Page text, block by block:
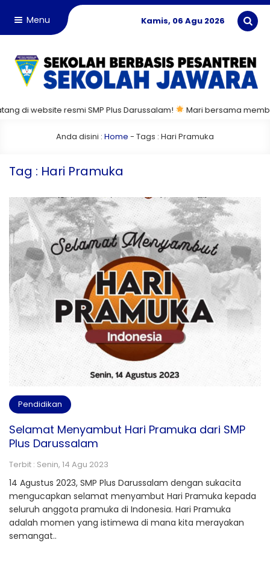
Menu Kamis, 06 Agu 2026
di website resmi SMP Plus Darussalam! Mari bersama
Anda disini : Home - Tags : Hari Pramuka
Tag : Hari Pramuka
Pendidikan
Selamat Menyambut Hari Pramuka dari SMP
Plus Darussalam
Terbit : Senin, 14 Agu 2023
14 Agustus 2023, SMP Plus Darussalam dengan sukacita
mengucapkan selamat menyambut Hari Pramuka kepada
seluruh anggota pramuka di Indonesia. Hari Pramuka
adalah momen yang istimewa di mana kita merayakan
semangat..